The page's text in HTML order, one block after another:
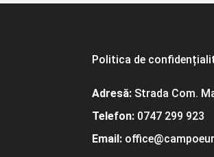
Politica de
Adresă: Strada Com.
Telefon: 0747 299 923
Email: